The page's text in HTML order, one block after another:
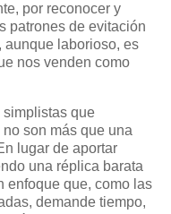
por reconocer y
patrones de evitación
aunque laborioso, es
nos venden como
simplistas que
son más que una
lugar de aportar
una réplica barata
enfoque que, como las
demande tiempo,